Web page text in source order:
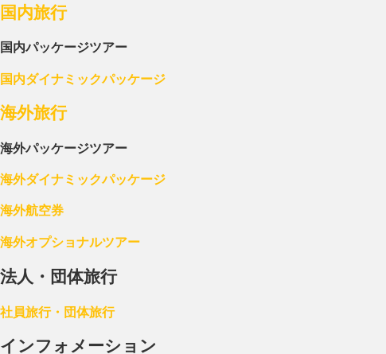
国内旅行
国内パッケージツアー
国内ダイナミックパッケージ
海外旅行
海外パッケージツアー
海外ダイナミックパッケージ
海外航空券
海外オプショナルツアー
法人・団体旅行
社員旅行・団体旅行
インフォメーション